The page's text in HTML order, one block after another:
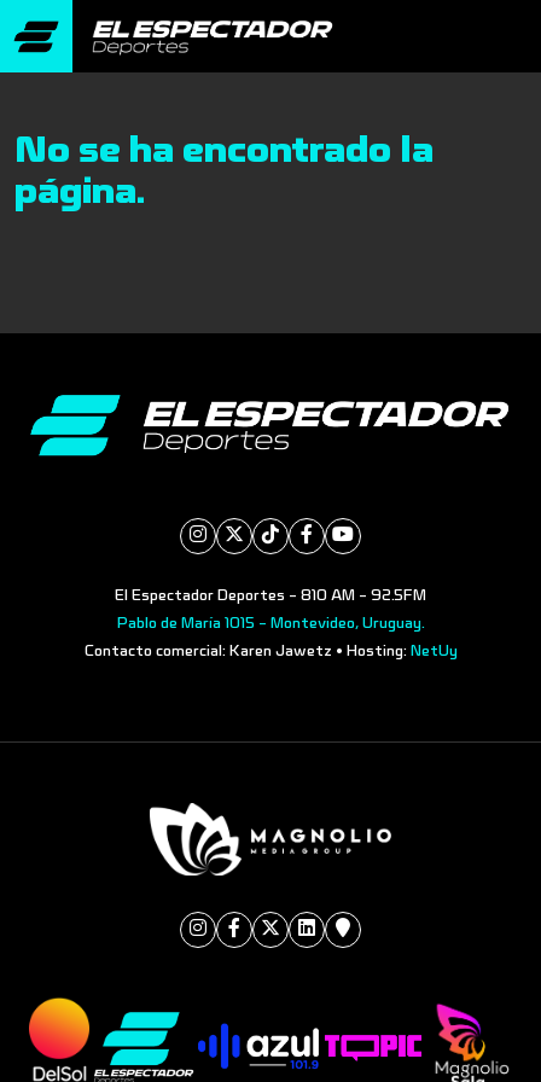
No se ha encontrado la
página.
El Espectador Deportes - 810 AM - 92.5FM
Pablo de María 1015 - Montevideo, Uruguay.
Contacto comercial: Karen Jawetz • Hosting: NetUy